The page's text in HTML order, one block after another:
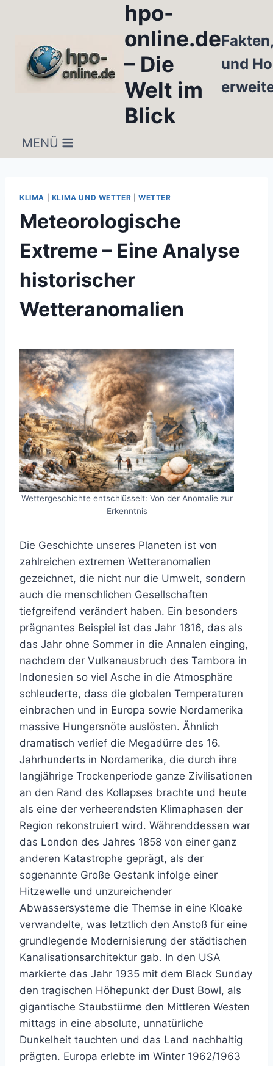
hpo-
online.de
– Die
Welt im
Blick
und
MENÜ
KLIMA KLIMA UND WETTER |WETTER
Meteorologische
Extreme – Eine Analyse
historischer
Wetteranomalien
Wettergeschichte entschlüsselt: Von der Anomalie zur
Erkenntnis
Die Geschichte unseres Planeten ist von
zahlreichen extremen Wetteranomalien
gezeichnet, die nicht nur die Umwelt, sondern
auch die menschlichen Gesellschaften
tiefgreifend verändert haben. Ein besonders
prägnantes Beispiel ist das Jahr 1816, das als
das Jahr ohne Sommer in die Annalen einging,
nachdem der Vulkanausbruch des Tambora in
Indonesien so viel Asche in die Atmosphäre
schleuderte, dass die globalen Temperaturen
einbrachen und in Europa sowie Nordamerika
massive Hungersnöte auslösten. Ähnlich
dramatisch verlief die Megadürre des 16.
Jahrhunderts in Nordamerika, die durch ihre
langjährige Trockenperiode ganze Zivilisationen
an den Rand des Kollapses brachte und heute
als eine der verheerendsten Klimaphasen der
Region rekonstruiert wird. Währenddessen war
das London des Jahres 1858 von einer ganz
anderen Katastrophe geprägt, als der
sogenannte Große Gestank infolge einer
Hitzewelle und unzureichender
Abwassersysteme die Themse in eine Kloake
verwandelte, was letztlich den Anstoß für eine
grundlegende Modernisierung der städtischen
Kanalisationsarchitektur gab. In den USA
markierte das Jahr 1935 mit dem Black Sunday
den tragischen Höhepunkt der Dust Bowl, als
gigantische Staubstürme den Mittleren Westen
mittags in eine absolute, unnatürliche
Dunkelheit tauchten und das Land nachhaltig
prägten. Europa erlebte im Winter 1962/1963